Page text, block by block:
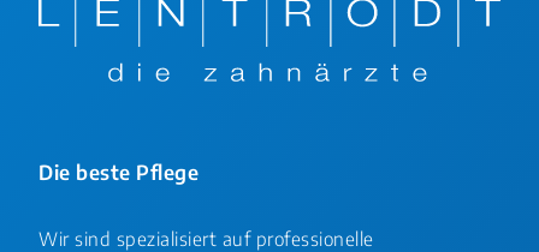
Die beste Pflege
Wir sind spezialisiert auf professionelle